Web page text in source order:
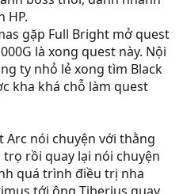
HP.
gặp Full Bright mở quest
là xong quest này. Nội
ty nhỏ lẻ xong tìm Black
kha khá chỗ làm quest
Arc nói chuyện với thằng
rồi quay lại nói chuyện
quá trình điều trị nha